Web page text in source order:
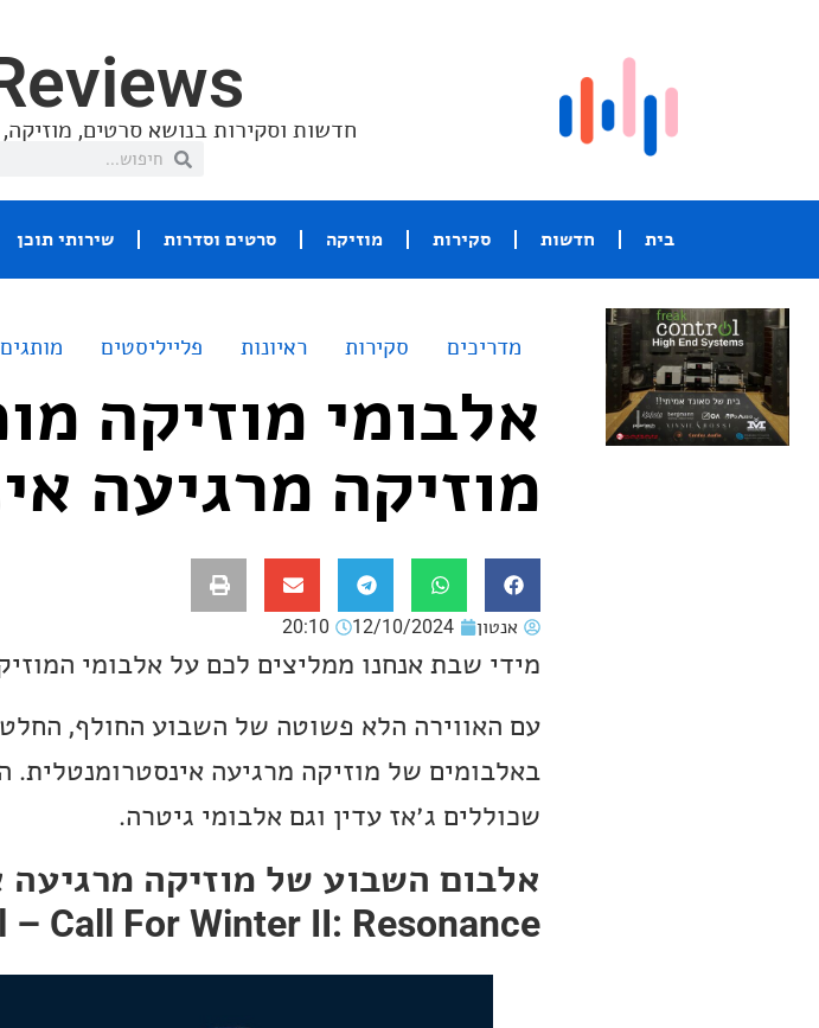
חדשות וסקירות בנושא סרטים, מוזיקה,
בית חדשות סקירות מוזיקה סרטים וסדרות שירותי תוכן
מדריכים סקירות ראיונות פלייליסטים מותגים
אלבומי מוזיקה
מוזיקה מרגיעה
אנטון 12/10/2024
20:10
מידי שבת אנחנו ממליצים לכם על אלבומי
עם האווירה הלא פשוטה של השבוע החולף,
באלבומים של מוזיקה מרגיעה אינסטרומנטלית.
שכוללים ג׳אז עדין וגם אלבומי גיטרה.
– Call For Winter II: Resonance